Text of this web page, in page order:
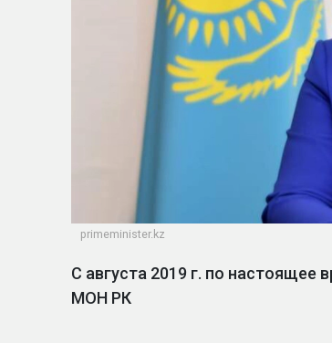
primeminister.kz
С августа 2019 г. по настоящее
МОН РК